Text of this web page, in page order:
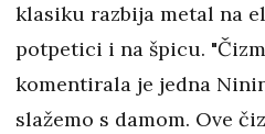
klasiku razbija metal na
potpetici i na špicu.
komentirala je jedna
slažemo s damom. Ove